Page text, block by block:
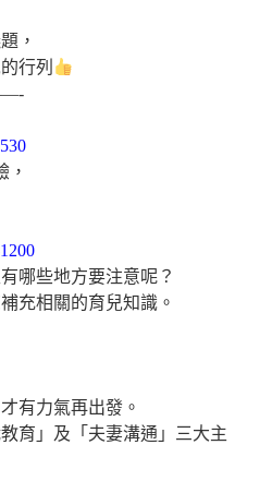
，
行列
，
哪些地方要注意呢？
充相關的育兒知識。
有力氣再出發。
育」及「夫妻溝通」三大主